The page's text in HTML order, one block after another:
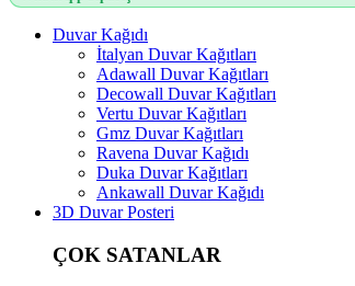
Duvar Kağıdı
İtalyan Duvar Kağıtları
Adawall Duvar Kağıtları
Decowall Duvar Kağıtları
Vertu Duvar Kağıtları
Gmz Duvar Kağıtları
Ravena Duvar Kağıdı
Duka Duvar Kağıtları
Ankawall Duvar Kağıdı
3D Duvar Posteri
ÇOK SATANLAR